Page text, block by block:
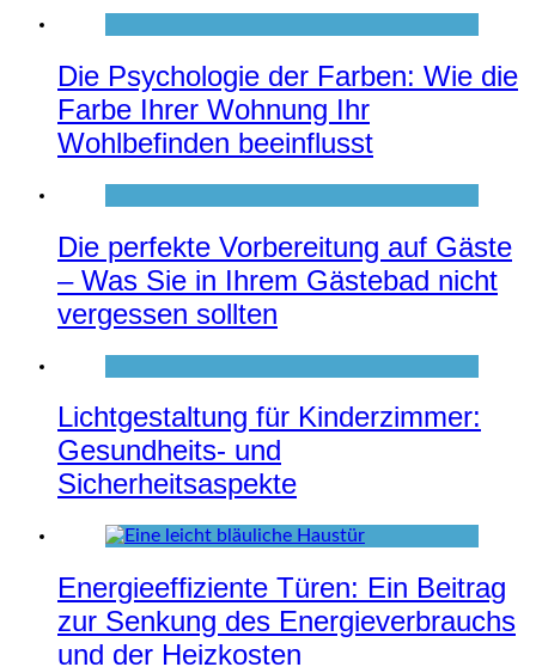
Die Psychologie der Farben: Wie die
Farbe Ihrer Wohnung Ihr
Wohlbefinden beeinflusst
Die perfekte Vorbereitung auf Gäste
– Was Sie in Ihrem Gästebad nicht
vergessen sollten
Lichtgestaltung für Kinderzimmer:
Gesundheits- und
Sicherheitsaspekte
Energieeffiziente Türen: Ein Beitrag
zur Senkung des Energieverbrauchs
und der Heizkosten